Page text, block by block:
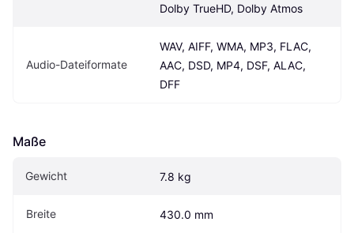
Dolby TrueHD, Dolby Atmos
Audio-Dateiformate
WAV, AIFF, WMA, MP3, FLAC,
AAC, DSD, MP4, DSF, ALAC,
DFF
Maße
Gewicht 7.8 kg
Breite 430.0 mm